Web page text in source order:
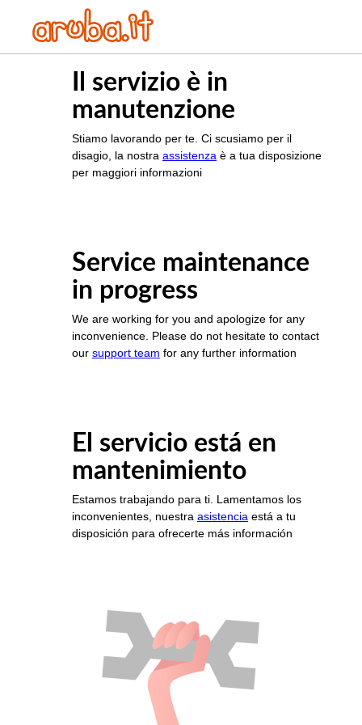
Il servizio è in
manutenzione
Stiamo lavorando per te. Ci scusiamo per il
disagio, la nostra assistenza è a tua disposizione
per maggiori informazioni
Service maintenance
in progress
We are working for you and apologize for any
inconvenience. Please do not hesitate to contact
our support team for any further information
El servicio está en
mantenimiento
Estamos trabajando para ti. Lamentamos los
inconvenientes, nuestra asistencia está a tu
disposición para ofrecerte más información